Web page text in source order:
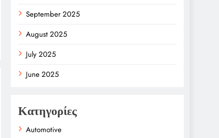
September 2025
August 2025
July 2025
June 2025
Κατηγορίες
Automotive